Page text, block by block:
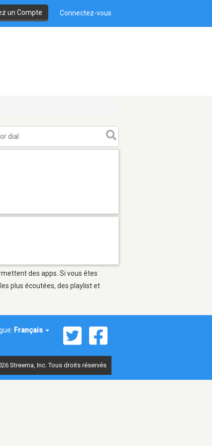
un Compte Connectez-vous
des apps. Si vous êtes
plus écoutées, des playlist et
Français
Streema, Inc. Tous droits réservés